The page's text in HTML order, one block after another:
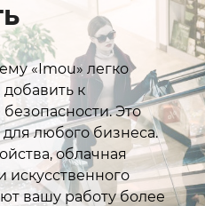
«Imou» легко
к
Это
любого бизнеса.
облачная
искусственного
вашу работу более